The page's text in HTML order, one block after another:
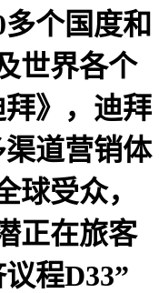
个国度和
世界各个
》，迪拜
道营销体
受众，
正在旅客
程D33”